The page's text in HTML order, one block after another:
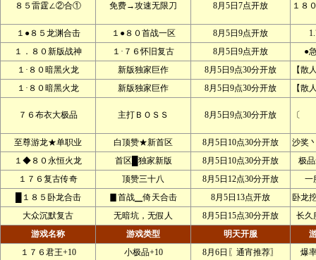
８５雷霆∠②合① 免费→攻速无限刀 8月5日7点开放 １８
１●８５龙渊合击 １●８０首战一区 8月5日9点开放
１．８０新版战神
１·７６怀旧复古 8月5日9点开放
●
１·８０暗黑火龙
新版独家巨作 8月5日9点30分开放
【散
１·８０暗黑火龙
新版独家巨作 8月5日9点30分开放 【散
７６布衣大极品 主打ＢＯＳＳ 8月5日9点30分开放 〔
至尊游龙★单职业 白顶赞★新首区 8月5日10点30分开放
沙奖
１◆８０永恒火龙
首区█独家新版 8月5日10点30分开放
极
１７６复古传奇
顶赞三十八 8月5日12点30分开放
一
█１８５卧龙合击
▊首战▁倚天合击 8月5日13点开放
卧龙
大众沉默复古
无暗坑，无假人 8月5日15点30分开放
长久
游戏名称
游戏类型 明天开服
１７６君王+10
小极品+10 8月6日〖通宵推荐〗
爆